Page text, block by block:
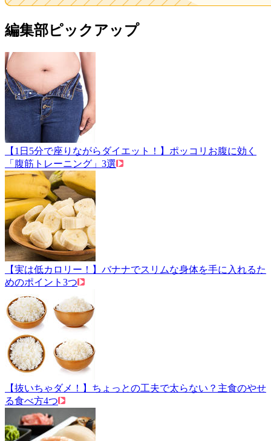
編集部ピックアップ
【1日5分で座りながらダイエット！】ポッコリお腹に効く
「腹筋トレーニング」3選
【実は低カロリー！】バナナでスリムな身体を手に入れるた
めのポイント3つ
【抜いちゃダメ！】ちょっとの工夫で太らない？主食のやせ
る食べ方4つ